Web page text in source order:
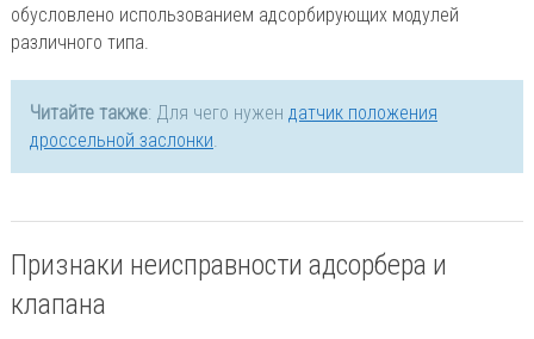
обусловлено использованием адсорбирующих модулей
различного типа.
Читайте также: Для чего нужен датчик положения
дроссельной заслонки
Признаки неисправности адсорбера и
клапана